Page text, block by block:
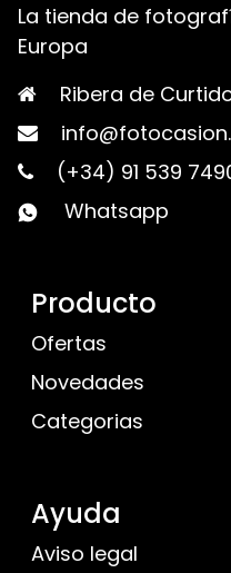
La tienda de
Europa
Ribera de
(+34) 91 539
Whatsapp
Producto
Ofertas
Novedades
Categorias
Ayuda
Aviso legal